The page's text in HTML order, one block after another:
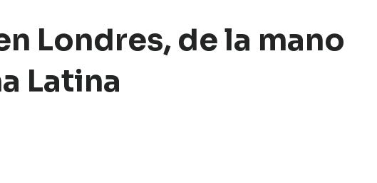
Londres, de la mano
Latina